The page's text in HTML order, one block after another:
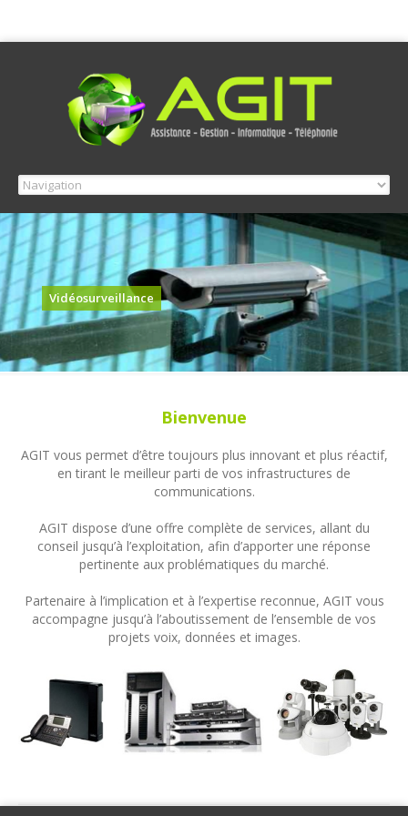
Vidéosurveillance
Bienvenue
AGIT vous permet d’être toujours plus innovant et plus réactif,
en tirant le meilleur parti de vos infrastructures de
communications.
AGIT dispose d’une offre complète de services, allant du
conseil jusqu’à l’exploitation, afin d’apporter une réponse
pertinente aux problématiques du marché.
Partenaire à l’implication et à l’expertise reconnue, AGIT vous
accompagne jusqu’à l’aboutissement de l’ensemble de vos
projets voix, données et images.